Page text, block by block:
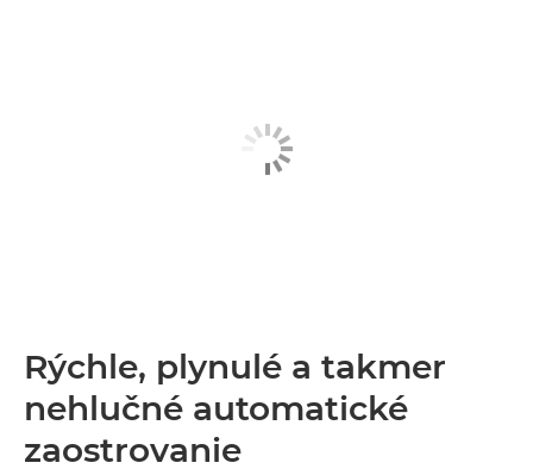
Rýchle, plynulé a takmer
nehlučné automatické
zaostrovanie